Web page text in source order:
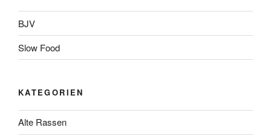
BJV
Slow Food
KATEGORIEN
Alte Rassen